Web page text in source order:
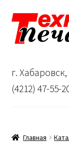
Перейти
навигации
Перейти
содержимому
Сервисный
…
г.
(4212) 47-
Главная